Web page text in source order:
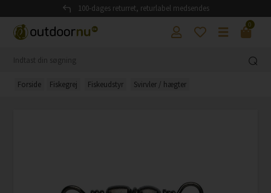
100-dages returret, returlabel medsendes
0
Forside Fiskegrej Fiskeudstyr Svirvler / hægter